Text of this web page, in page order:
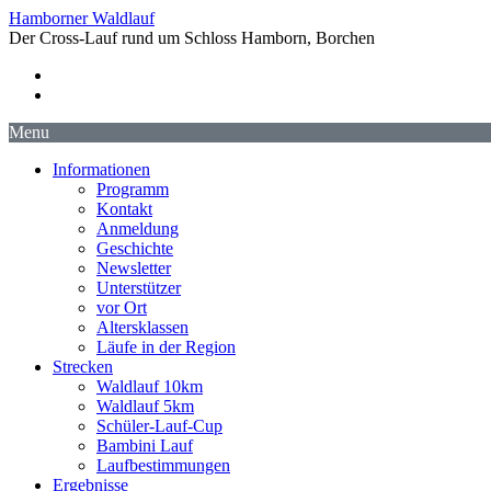
Hamborner Waldlauf
Der Cross-Lauf rund um Schloss Hamborn, Borchen
Menu
Informationen
Programm
Kontakt
Anmeldung
Geschichte
Newsletter
Unterstützer
vor Ort
Altersklassen
Läufe in der Region
Strecken
Waldlauf 10km
Waldlauf 5km
Schüler-Lauf-Cup
Bambini Lauf
Laufbestimmungen
Ergebnisse